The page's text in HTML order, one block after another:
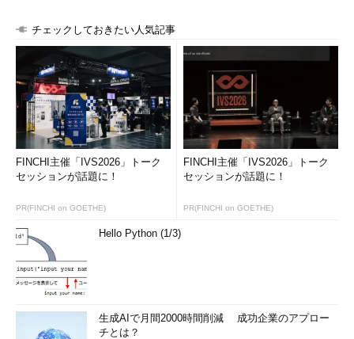
チェックしておきたい人気記事
FINCHI主催「IVS2026」トーク
セッションが話題に！
PR(FINCHI on GOETHE)
FINCHI主催「IVS2026」トーク
セッションが話題に！
PR(FINCHI on GOETHE)
Hello Python (1/3)
生成AIで月間2000時間削減 成功企業のアプロー
チとは？